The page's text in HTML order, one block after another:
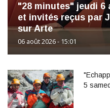
"28 minutes" jeudi 6
et invités reçus par
sur Arte
06 août 2026 - 15:01
5